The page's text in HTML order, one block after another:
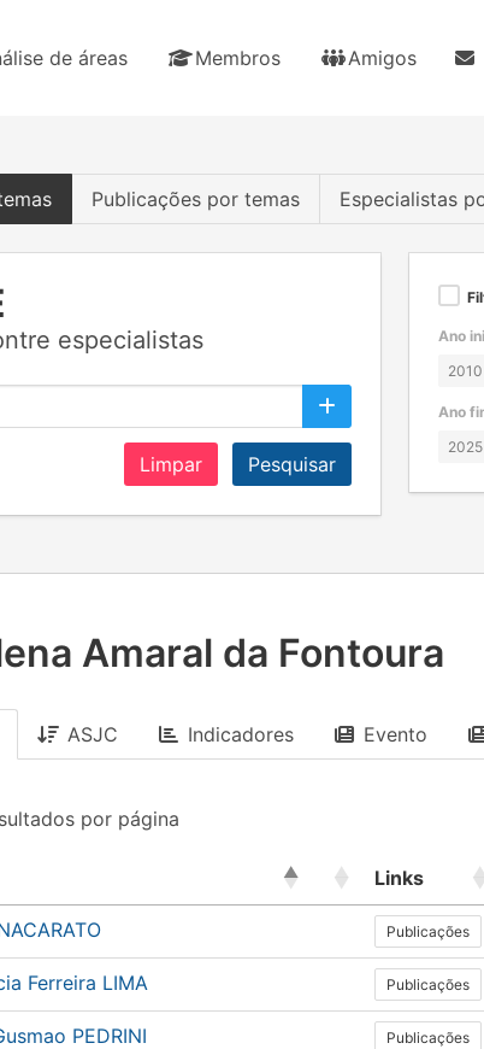
de áreas Membros Amigos
Publicações por temas Especialistas
especialistas
Limpar Pesquisar
Ano
Ano
Amaral da Fontoura
ASJC Indicadores Evento
por página
Links
Publicações
Ferreira LIMA Publicações
PEDRINI Publicações